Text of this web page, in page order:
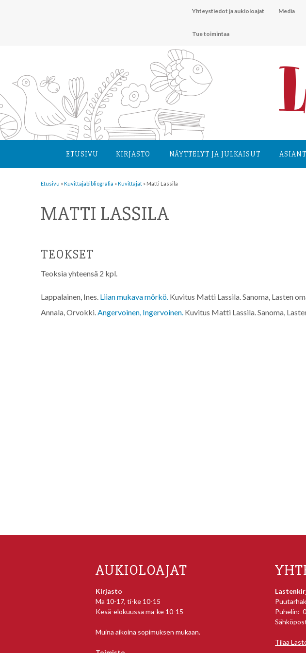
Yhteystiedot ja aukioloajat Media
Tue toimintaa
ETUSIVU KIRJASTO NÄYTTELYT JA JULKAISUT
Etusivu »Kuvittaja­bibliografia »Kuvittajat » Matti Lassila
MATTI LASSILA
TEOKSET
Teoksia yhteensä 2 kpl.
Lappalainen, Ines. Liian mukava mörkö. Kuvitus Matti Lassila. Sanoma, Lasten
Annala, Orvokki.Angervoinen, Ingervoinen. Kuvitus Matti Lassila. Sanoma,
AUKIOLOAJAT
Kirjasto
Ma 10-17, ti-ke 10-15
Kesä-elokuussa ma-ke 10-15
Muina aikoina sopimuksen mukaan.
Puhelin:
Tilaa